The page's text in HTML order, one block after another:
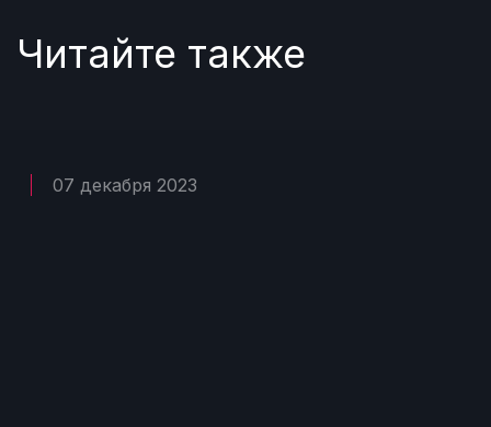
Читайте также
07 декабря 2023